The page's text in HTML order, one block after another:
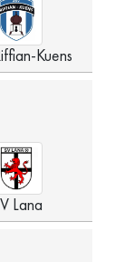
Kuens
Lana